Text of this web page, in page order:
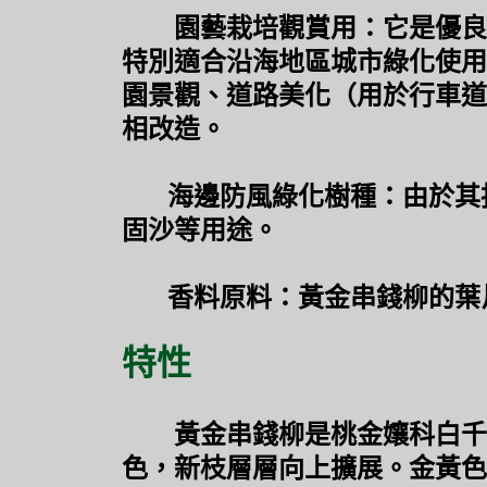
園藝栽培觀賞用：它是優良
特別適合沿海地區城市綠化使
園景觀、道路美化（用於行車
相改造。
海邊防風綠化樹種：由於其
固沙等用途。
香料原料：黃金串錢柳的葉
特性
黃金串錢柳是桃金孃科白千
色，新枝層層向上擴展。金黃